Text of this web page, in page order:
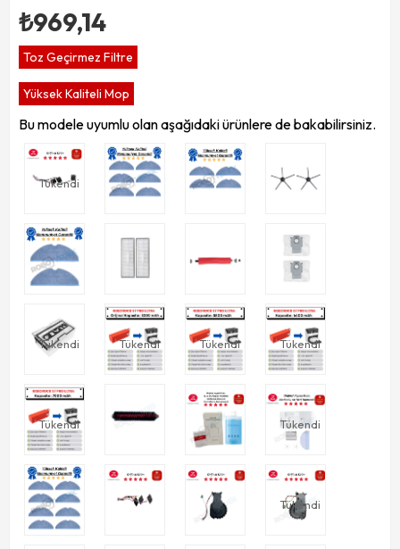
₺969,14
Toz Geçirmez Filtre
Yüksek Kaliteli Mop
Bu modele uyumlu olan aşağıdaki ürünlere de bakabilirsiniz.
Tükendi
Tükendi Tükendi Tükendi Tükendi
Tükendi Tükendi
Tükendi